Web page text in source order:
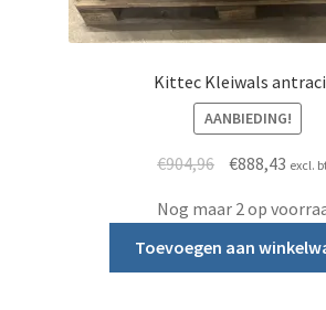
Kittec Kleiwals
AANBIEDING!
€904,96 €888,43 excl.
Nog maar 2 op
Toevoegen aan